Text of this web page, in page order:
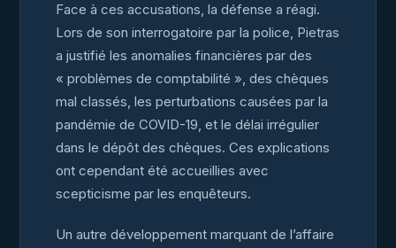
Face à ces accusations, la défense a réagi.
Lors de son interrogatoire par la police, Pietras
a justifié les anomalies financières par des
« problèmes de comptabilité », des chèques
mal classés, les perturbations causées par la
pandémie de COVID-19, et le délai irrégulier
dans le dépôt des chèques. Ces explications
ont cependant été accueillies avec
scepticisme par les enquêteurs.
Un autre développement marquant de l’affaire